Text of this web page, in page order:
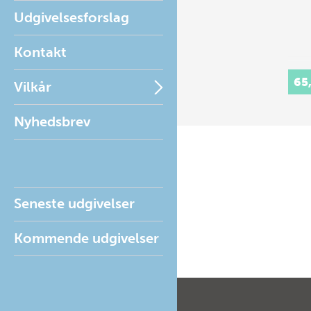
Udgivelsesforslag
Kontakt
Vilkår
Nyhedsbrev
Seneste udgivelser
Kommende udgivelser